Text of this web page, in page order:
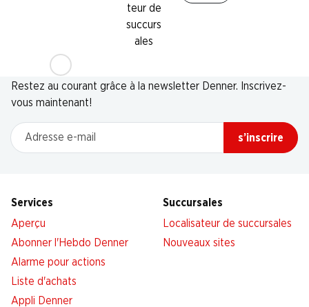
teur de
succurs
ales
Newsletter
Restez au courant grâce à la newsletter Denner. Inscrivez-
vous maintenant!
Adresse e-mail
s’inscrire
Services
Aperçu
Abonner l'Hebdo Denner
Alarme pour actions
Liste d'achats
Appli Denner
Succursales
Localisateur de succursales
Nouveaux sites